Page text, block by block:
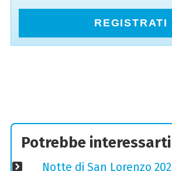
REGISTRATI
Potrebbe
Notte di San Lorenzo